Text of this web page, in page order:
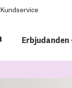
Kundservice
Erbjudanden